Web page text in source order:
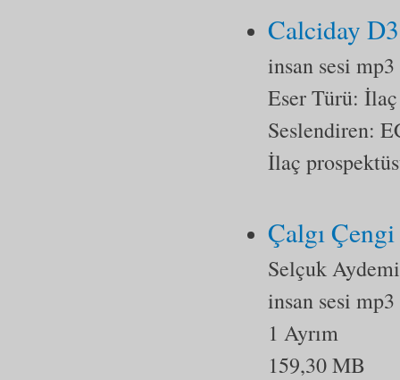
Calciday
insan sesi mp3
Eser Türü:
Seslendiren:
İlaç
Çalgı Çengi
Selçuk
insan sesi mp3
1 Ayrım
159,30 MB